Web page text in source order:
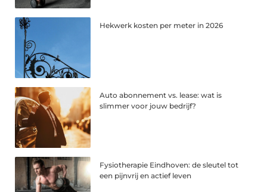
Hekwerk kosten per meter in 2026
Auto abonnement vs. lease: wat is
slimmer voor jouw bedrijf?
Fysiotherapie Eindhoven: de sleutel tot
een pijnvrij en actief leven